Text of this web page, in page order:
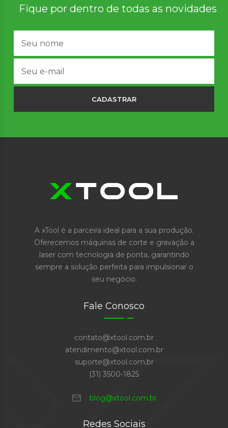
Fique por dentro de todas as novidades
CADASTRAR
A xTool é a parceira ideal para a sua produção.
Oferecemos máquinas de corte e gravação a
laser com tecnologia de ponta, garantindo
sempre a solução perfeita para impulsionar o
seu negócio.
Fale Conosco
contato@xtool.com.br
atendimento@xtool.com.br
suporte@xtool.com.br
(31) 3500-1825
mail blog@xtool.com.br
Redes Sociais